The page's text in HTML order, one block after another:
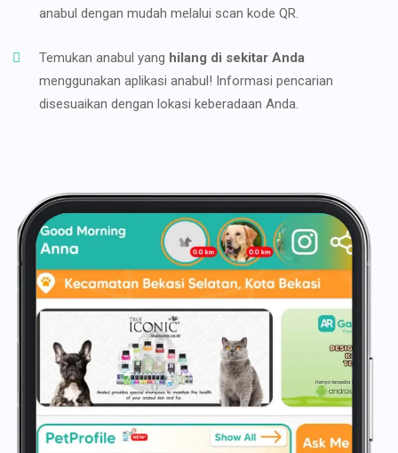
anabul dengan mudah melalui scan kode QR.
Temukan anabul yang hilang di sekitar Anda
menggunakan aplikasi anabul! Informasi pencarian
disesuaikan dengan lokasi keberadaan Anda.